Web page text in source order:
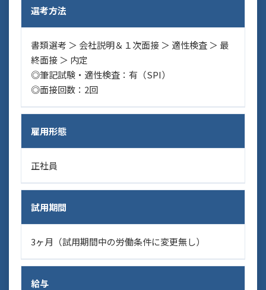
選考方法
書類選考 ＞ 会社説明＆１次面接 ＞ 適性検査 ＞ 最
終面接 ＞ 内定
◎筆記試験・適性検査：有（SPI）
◎面接回数：2回
雇用形態
正社員
試用期間
3ヶ月（試用期間中の労働条件に変更無し）
給与